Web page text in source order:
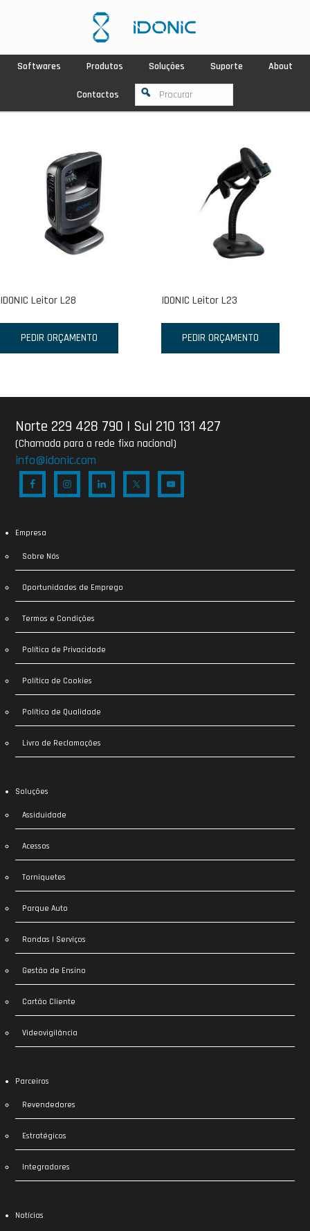
Softwares Produtos Soluções Suporte About
Contactos
IDONIC Leitor L28
PEDIR ORÇAMENTO
IDONIC Leitor L23
PEDIR ORÇAMENTO
Norte 229 428 790 | Sul 210 131 427
(Chamada para a rede fixa nacional)
info@idonic.com
Empresa
Sobre Nós
Oportunidades de Emprego
Termos e Condições
Política de Privacidade
Política de Cookies
Política de Qualidade
Livro de Reclamações
Soluções
Assiduidade
Acessos
Torniquetes
Parque Auto
Rondas | Serviços
Gestão de Ensino
Cartão Cliente
Videovigilância
Parceiros
Revendedores
Estratégicos
Integradores
Notícias